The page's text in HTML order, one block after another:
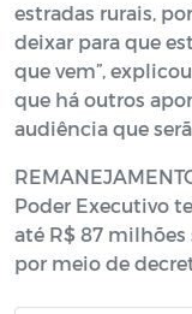
estradas rurais,
deixar para que
que vem”,
que há outros
audiência que
Poder Executivo
até R$ 87
por meio de